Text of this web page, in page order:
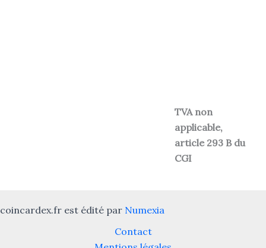
TVA non
applicable,
article 293 B du
CGI
coincardex.fr est édité par Numexia
Contact